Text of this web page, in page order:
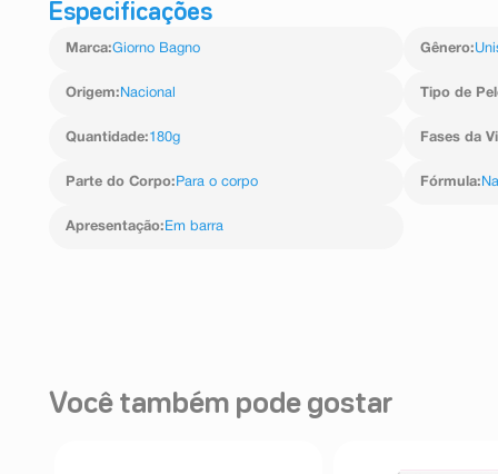
Especificações
Marca:Giorno Bagno Gênero:
Origem: Nacional Tipo de
Quantidade:180g Fases da
Parte do Corpo: Para o corpo Fórmula:
Apresentação: Em barra
Você também pode gostar